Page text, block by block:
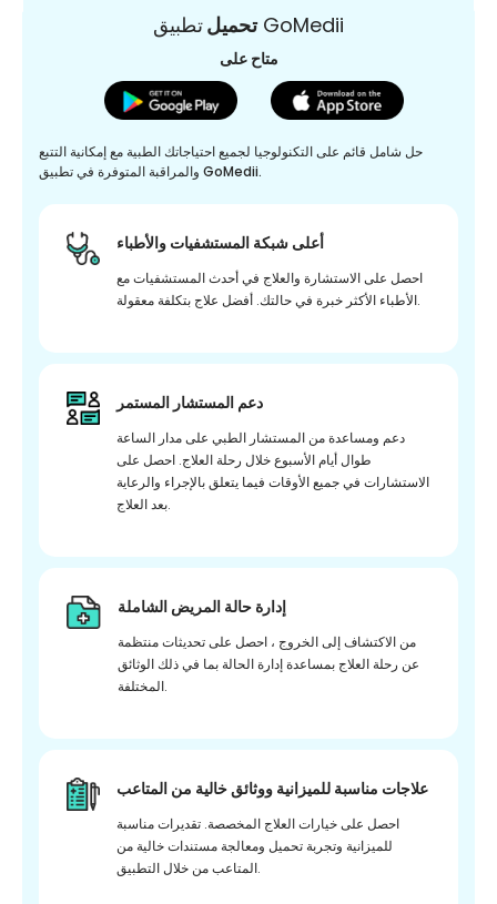
تحميلتطبيق GoMedii
متاح على
حل شامل قائم على التكنولوجيا لجميع احتياجاتك الطبية مع إمكانية التتبع
والمراقبة المتوفرة في تطبيق GoMedii.
أعلى شبكة المستشفيات والأطباء
احصل على الاستشارة والعلاج في أحدث المستشفيات مع
الأطباء الأكثر خبرة في حالتك. أفضل علاج بتكلفة معقولة.
دعم المستشار المستمر
دعم ومساعدة من المستشار الطبي على مدار الساعة
طوال أيام الأسبوع خلال رحلة العلاج. احصل على
الاستشارات في جميع الأوقات فيما يتعلق بالإجراء والرعاية
بعد العلاج.
إدارة حالة المريض الشاملة
من الاكتشاف إلى الخروج ، احصل على تحديثات منتظمة
عن رحلة العلاج بمساعدة إدارة الحالة بما في ذلك الوثائق
المختلفة.
علاجات مناسبة للميزانية ووثائق خالية من المتاعب
احصل على خيارات العلاج المخصصة. تقديرات مناسبة
للميزانية وتجربة تحميل ومعالجة مستندات خالية من
المتاعب من خلال التطبيق.